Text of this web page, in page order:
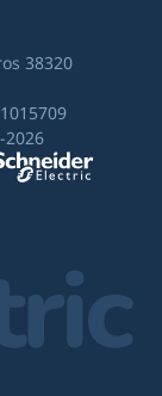
38320